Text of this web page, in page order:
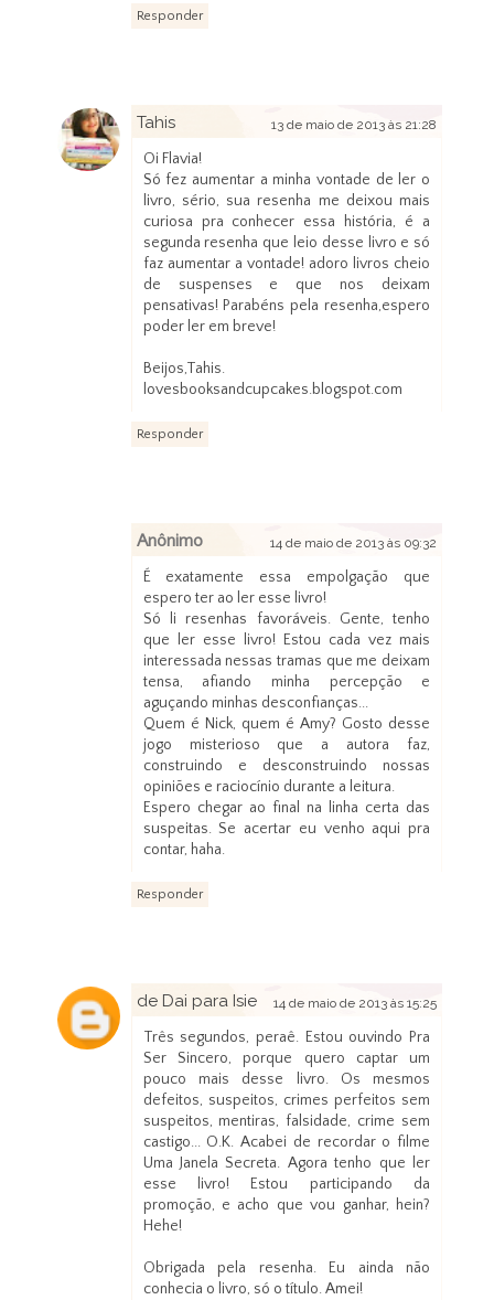
Responder
Tahis 13 de maio de 2013 às 21:28
Oi Flavia!
Só fez aumentar a minha vontade de ler o
livro, sério, sua resenha me deixou mais
curiosa pra conhecer essa história, é a
segunda resenha que leio desse livro e só
faz aumentar a vontade! adoro livros cheio
de suspenses e que nos deixam
pensativas! Parabéns pela resenha,espero
poder ler em breve!
Beijos,Tahis.
lovesbooksandcupcakes.blogspot.com
Responder
Anônimo 14 de maio de 2013 às 09:32
É exatamente essa empolgação que
espero ter ao ler esse livro!
Só li resenhas favoráveis. Gente, tenho
que ler esse livro! Estou cada vez mais
interessada nessas tramas que me deixam
tensa, afiando minha percepção e
aguçando minhas desconfianças...
Quem é Nick, quem é Amy? Gosto desse
jogo misterioso que a autora faz,
construindo e desconstruindo nossas
opiniões e raciocínio durante a leitura.
Espero chegar ao final na linha certa das
suspeitas. Se acertar eu venho aqui pra
contar, haha.
Responder
de Dai para Isie 14 de maio de 2013 às 15:25
Três segundos, peraê. Estou ouvindo Pra
Ser Sincero, porque quero captar um
pouco mais desse livro. Os mesmos
defeitos, suspeitos, crimes perfeitos sem
suspeitos, mentiras, falsidade, crime sem
castigo... O.K. Acabei de recordar o filme
Uma Janela Secreta. Agora tenho que ler
esse livro! Estou participando da
promoção, e acho que vou ganhar, hein?
Hehe!
Obrigada pela resenha. Eu ainda não
conhecia o livro, só o título. Amei!